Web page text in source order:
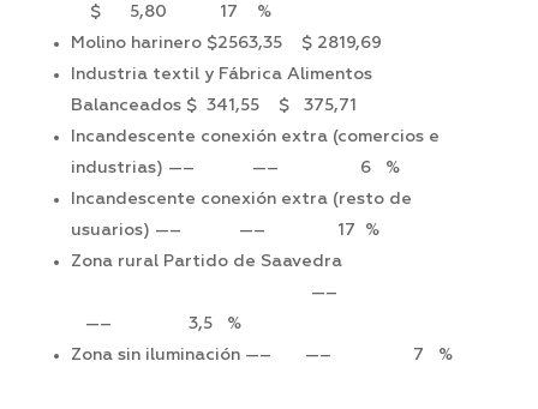
$ 5,80 17 %
Molino harinero $2563,35 $ 2819,69
Industria textil y Fábrica Alimentos
Balanceados $ 341,55 $ 375,71
Incandescente conexión extra (comercios e
industrias) —– —– 6 %
Incandescente conexión extra (resto de
usuarios) —– —– 17 %
Zona rural Partido de Saavedra
—–
—– 3,5 %
Zona sin iluminación —– —– 7 %